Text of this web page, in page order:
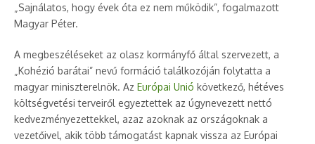
„Sajnálatos, hogy évek óta ez nem működik”, fogalmazott
Magyar Péter.
A megbeszéléseket az olasz kormányfő által szervezett, a
„Kohézió barátai” nevű formáció találkozóján folytatta a
magyar miniszterelnök. Az Európai Unió következő, hétéves
költségvetési terveiről egyeztettek az úgynevezett nettó
kedvezményezettekkel, azaz azoknak az országoknak a
vezetőivel, akik több támogatást kapnak vissza az Európai